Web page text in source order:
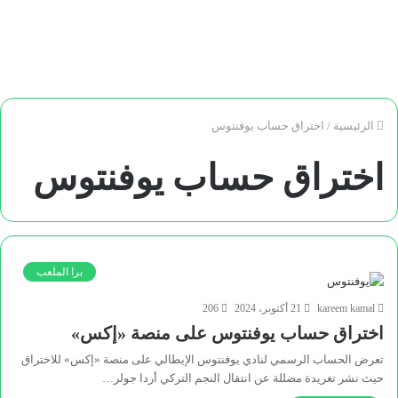
الرئيسية / اختراق حساب يوفنتوس
اختراق حساب يوفنتوس
برا الملعب
kareem kamal 21 أكتوبر، 2024 206
اختراق حساب يوفنتوس على منصة «إكس»
تعرض الحساب الرسمي لنادي يوفنتوس الإيطالي على منصة «إكس» للاختراق
حيث نشر تغريدة مضللة عن انتقال النجم التركي أردا جولر…